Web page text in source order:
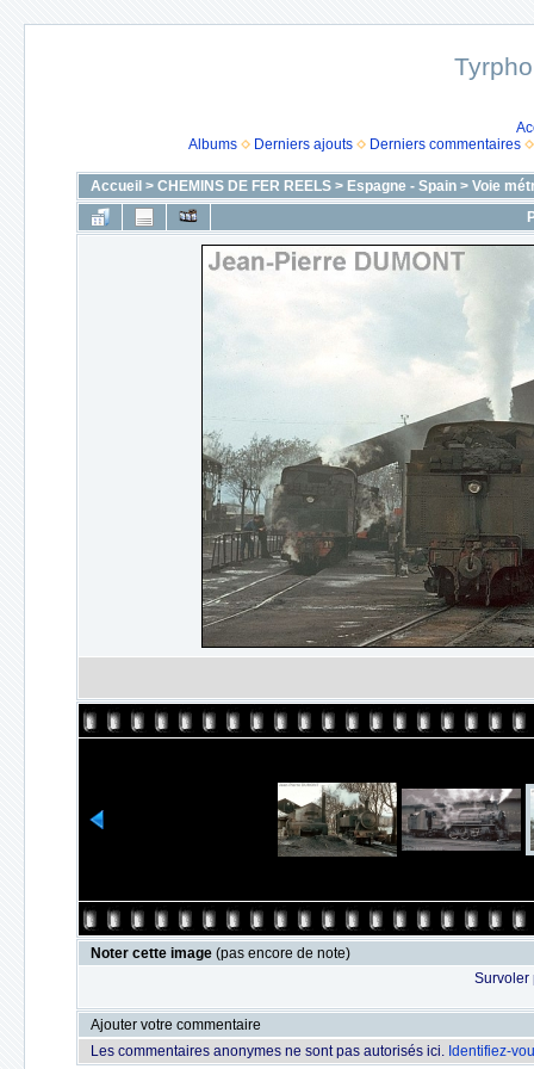
Albums
Derniers ajouts Derniers commentaires
Accueil > CHEMINS DE FER REELS> Espagne - Spain> Voie
Noter cette image (pas encore de note)
Survoler
Ajouter votre commentaire
Les commentaires anonymes ne sont pas autorisés ici. Identifiez-